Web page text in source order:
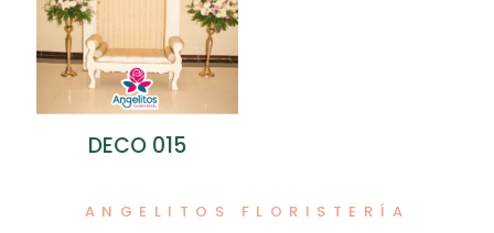
DECO 015
ANGELITOS FLORISTERÍA